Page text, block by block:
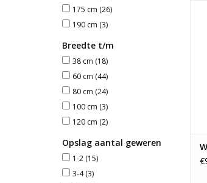
175 cm (26)
190 cm (3)
Breedte t/m
38 cm (18)
60 cm (44)
80 cm (24)
100 cm (3)
120 cm (2)
Opslag aantal geweren
1-2 (15)
3-4(3)